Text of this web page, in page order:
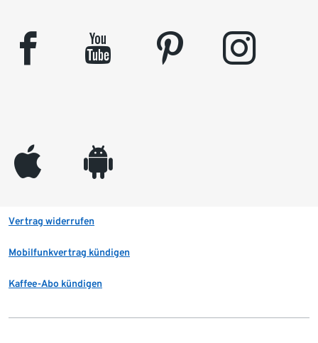
facebook youtube pinterest instagram
appleinc android
Vertrag widerrufen
Mobilfunkvertrag kündigen
Kaffee-Abo kündigen